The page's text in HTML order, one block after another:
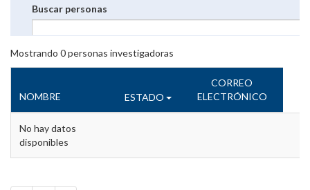
Buscar personas
Mostrando 0personas investigadoras
NOMBRE ESTADO
CORREO
ELECTRÓNICO
No hay datos
disponibles